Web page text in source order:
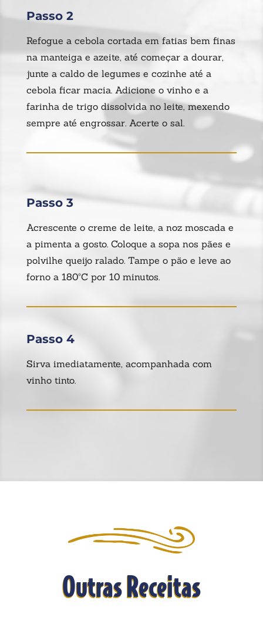
Passo 2
Refogue a cebola cortada em fatias bem finas
na manteiga e azeite, até começar a dourar,
junte a caldo de legumes e cozinhe até a
cebola ficar macia. Adicione o vinho e a
farinha de trigo dissolvida no leite, mexendo
sempre até engrossar. Acerte o sal.
Passo 3
Acrescente o creme de leite, a noz moscada e
a pimenta a gosto. Coloque a sopa nos pães e
polvilhe queijo ralado. Tampe o pão e leve ao
forno a 180ºC por 10 minutos.
Passo 4
Sirva imediatamente, acompanhada com
vinho tinto.
Outras Receitas